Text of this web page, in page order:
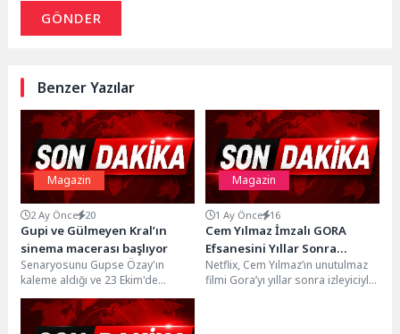
GÖNDER
Benzer Yazılar
Magazin
2 Ay Önce 20
Gupi ve Gülmeyen Kral’ın
sinema macerası başlıyor
Senaryosunu Gupse Özay'ın
kaleme aldığı ve 23 Ekim'de
sadece sinemalarda vizyona
girmeye hazırlanan animasyon
filmi...
Magazin
1 Ay Önce 16
Cem Yılmaz İmzalı GORA
Efsanesini Yıllar Sonra
İzleyiciyle Yeniden
Buluşturacak Netflix Dizisi
Netflix, Cem Yılmaz’ın unutulmaz
filmi Gora’yı yıllar sonra izleyiciyle